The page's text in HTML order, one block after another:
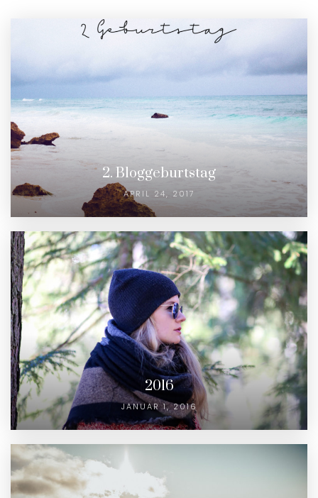
2. Bloggeburtstag
APRIL 24, 2017
2016
JANUAR 1, 2016